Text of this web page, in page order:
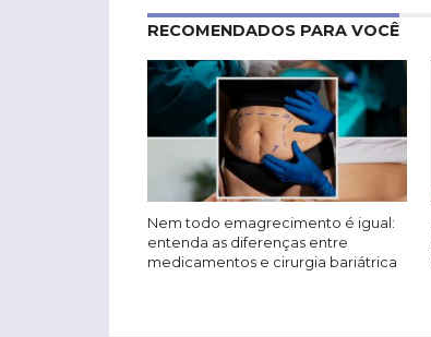
RECOMENDADOS PARA VOCÊ
Nem todo emagrecimento é igual:
entenda as diferenças entre
medicamentos e cirurgia bariátrica